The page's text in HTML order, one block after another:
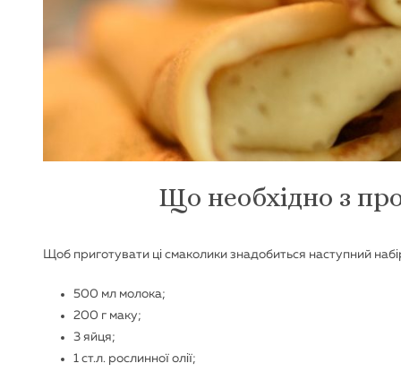
Що необхідно з
Щоб приготувати ці смаколики знадобиться наступний набір
500 мл молока;
200 г маку;
3 яйця;
1 ст.л. рослинної олії;